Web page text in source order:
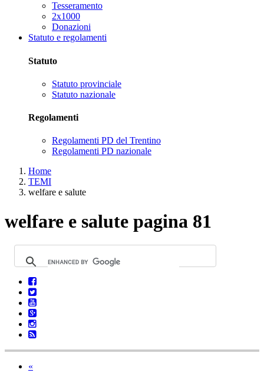
Tesseramento
2x1000
Donazioni
Statuto e regolamenti
Statuto
Statuto provinciale
Statuto nazionale
Regolamenti
Regolamenti PD del Trentino
Regolamenti PD nazionale
Home
TEMI
welfare e salute
welfare e salute pagina 81
«